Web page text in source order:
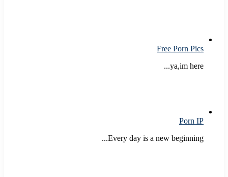
Free Porn Pics
ya,im here...
Porn IP
Every day is a new beginning...